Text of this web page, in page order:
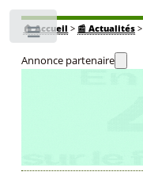
🏠Accueil > 📰 Actualités>
Annonce partenaire
Toggle